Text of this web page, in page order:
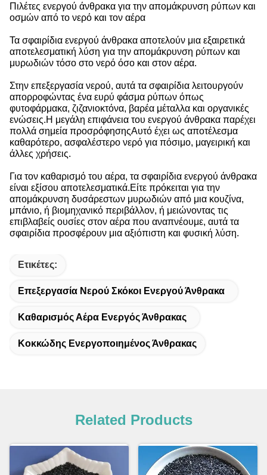
Πιλέτες ενεργού άνθρακα για την απομάκρυνση ρύπων και
οσμών από το νερό και τον αέρα
Τα σφαιρίδια ενεργού άνθρακα αποτελούν μια εξαιρετικά
αποτελεσματική λύση για την απομάκρυνση ρύπων και
μυρωδιών τόσο στο νερό όσο και στον αέρα.
Στην επεξεργασία νερού, αυτά τα σφαιρίδια λειτουργούν
απορροφώντας ένα ευρύ φάσμα ρύπων όπως
φυτοφάρμακα, ζιζανιοκτόνα, βαρέα μέταλλα και οργανικές
ενώσεις.Η μεγάλη επιφάνεια του ενεργού άνθρακα παρέχει
πολλά σημεία προσρόφησηςΑυτό έχει ως αποτέλεσμα
καθαρότερο, ασφαλέστερο νερό για πόσιμο, μαγειρική και
άλλες χρήσεις.
Για τον καθαρισμό του αέρα, τα σφαιρίδια ενεργού άνθρακα
είναι εξίσου αποτελεσματικά.Είτε πρόκειται για την
απομάκρυνση δυσάρεστων μυρωδιών από μια κουζίνα,
μπάνιο, ή βιομηχανικό περιβάλλον, ή μειώνοντας τις
επιβλαβείς ουσίες στον αέρα που αναπνέουμε, αυτά τα
σφαιρίδια προσφέρουν μια αξιόπιστη και φυσική λύση.
Ετικέτες:
Επεξεργασία Νερού Σκόκοι Ενεργού Άνθρακα
Καθαρισμός Αέρα Ενεργός Άνθρακας
Κοκκώδης Ενεργοποιημένος Άνθρακας
Related Products